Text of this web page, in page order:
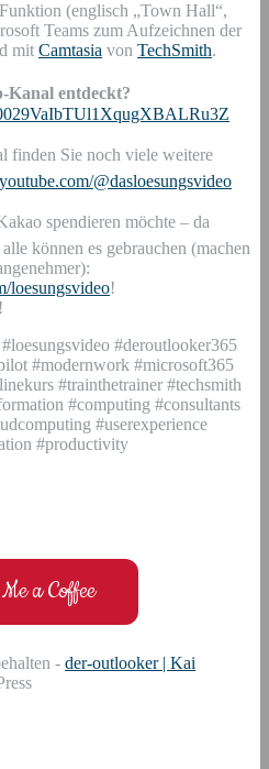
(englisch „Town Hall“,
Teams zum Aufzeichnen der
mit Camtasia von TechSmith.
Kanal entdeckt?
finden Sie noch viele weitere
@dasloesungsvideo
spendieren möchte – da
können es gebrauchen (machen
loesungsvideo!
#deroutlooker365
#modernwork #microsoft365
#trainthetrainer #techsmith
#computing #consultants
#userexperience
#productivity
a Coffee
- der-outlooker | Kai